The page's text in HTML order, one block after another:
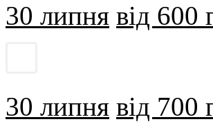
30 липня від 600
30 липня від 700